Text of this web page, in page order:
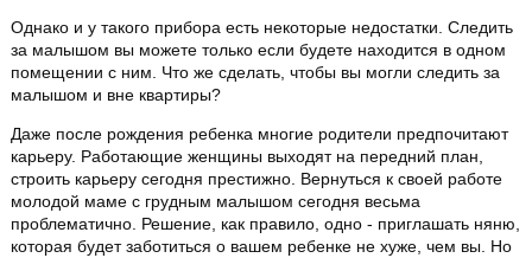
Однако и у такого прибора есть некоторые недостатки. Следить
за малышом вы можете только если будете находится в одном
помещении с ним. Что же сделать, чтобы вы могли следить за
малышом и вне квартиры?
Даже после рождения ребенка многие родители предпочитают
карьеру. Работающие женщины выходят на передний план,
строить карьеру сегодня престижно. Вернуться к своей работе
молодой маме с грудным малышом сегодня весьма
проблематично. Решение, как правило, одно - приглашать няню,
которая будет заботиться о вашем ребенке не хуже, чем вы. Но